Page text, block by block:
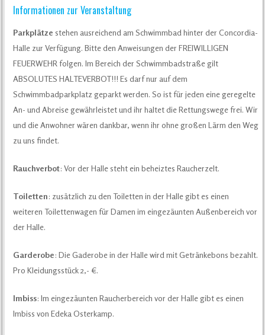
Informationen zur Veranstaltung
Parkplätze stehen ausreichend am Schwimmbad hinter der Concordia-
Halle zur Verfügung. Bitte den Anweisungen der FREIWILLIGEN
FEUERWEHR folgen. Im Bereich der Schwimmbadstraße gilt
ABSOLUTES HALTEVERBOT!!! Es darf nur auf dem
Schwimmbadparkplatz geparkt werden. So ist für jeden eine geregelte
An- und Abreise gewährleistet und ihr haltet die Rettungswege frei. Wir
und die Anwohner wären dankbar, wenn ihr ohne großen Lärm den Weg
zu uns findet.
Rauchverbot: Vor der Halle steht ein beheiztes Raucherzelt.
Toiletten: zusätzlich zu den Toiletten in der Halle gibt es einen
weiteren Toilettenwagen für Damen im eingezäunten Außenbereich vor
der Halle.
Garderobe: Die Gaderobe in der Halle wird mit Getränkebons bezahlt.
Pro Kleidungsstück 2,- €.
Imbiss: Im eingezäunten Raucherbereich vor der Halle gibt es einen
Imbiss von Edeka Osterkamp.